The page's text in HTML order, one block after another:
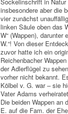
insbesondere aber die
vier zunächst
linken Säule oben das
W“ (Wappen), darunter
W.“! Von dieser
zuvor hatte ich ein
Reichenbacher
der Adlerflügel zu
vorher nicht bekannt.
Kölbel v. G. war – sie
Vater Adams
Die beiden Wappen an
E. auf die Fam. der